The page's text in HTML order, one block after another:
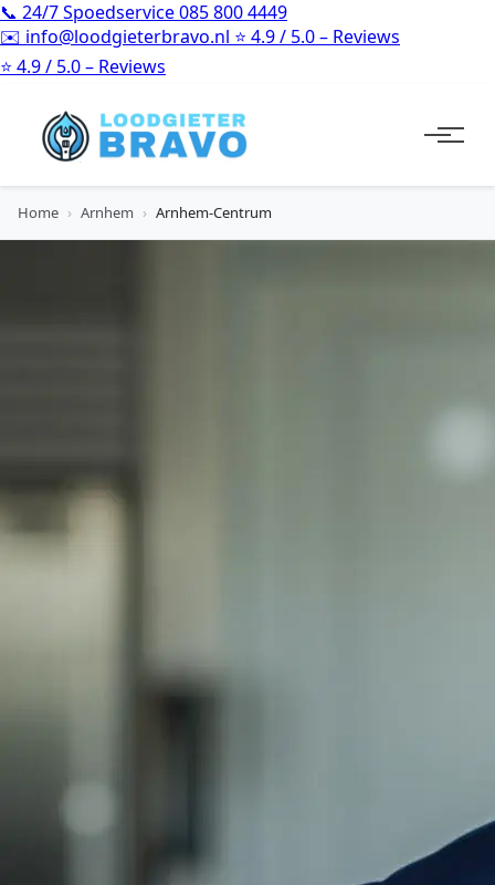
📞 24/7 Spoedservice085 800 4449
✉️ info@loodgieterbravo.nl ⭐ 4.9 / 5.0 – Reviews
⭐ 4.9 / 5.0 – Reviews
Home › Arnhem › Arnhem-Centrum